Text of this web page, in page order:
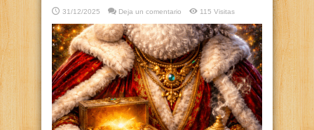
31/12/2025 Deja un comentario 115 Visitas